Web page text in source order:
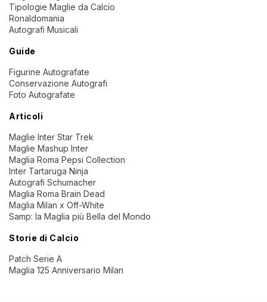
Tipologie Maglie da Calcio
Ronaldomania
Autografi Musicali
Guide
Figurine Autografate
Conservazione Autografi
Foto Autografate
Articoli
Maglie Inter Star Trek
Maglie Mashup Inter
Maglia Roma Pepsi Collection
Inter Tartaruga Ninja
Autografi Schumacher
Maglia Roma Brain Dead
Maglia Milan x Off-White
Samp: la Maglia più Bella del Mondo
Storie di Calcio
Patch Serie A
Maglia 125 Anniversario Milan